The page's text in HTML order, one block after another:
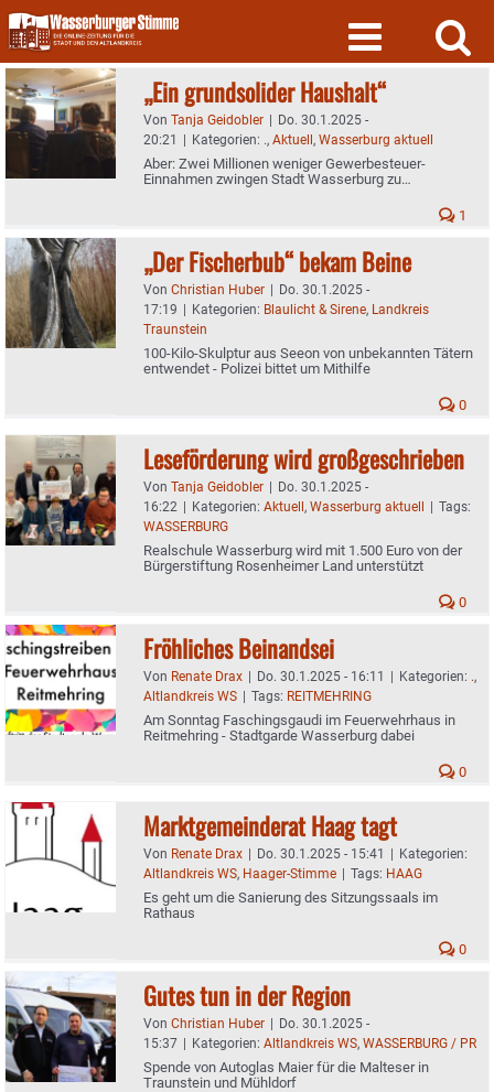
Skip
to
content
„Ein grundsolider Haushalt“
Von Tanja Geidobler | Do. 30.1.2025 -
20:21 | Kategorien: ., Aktuell, Wasserburg aktuell
Aber: Zwei Millionen weniger Gewerbesteuer-
Einnahmen zwingen Stadt Wasserburg zu
1
„Der Fischerbub“ bekam Beine
Von Christian Huber | Do. 30.1.2025 -
17:19 | Kategorien: Blaulicht & Sirene, Landkreis
Traunstein
100-Kilo-Skulptur aus Seeon von unbekannten Tätern
entwendet - Polizei bittet um Mithilfe
0
Leseförderung wird großgeschrieben
Von Tanja Geidobler | Do. 30.1.2025 -
16:22 | Kategorien: Aktuell, Wasserburg aktuell | Tags:
WASSERBURG
Realschule Wasserburg wird mit 1.500 Euro von der
Bürgerstiftung Rosenheimer Land unterstützt
0
Fröhliches Beinandsei
Von Renate Drax | Do. 30.1.2025 - 16:11 | Kategorien: .,
Altlandkreis WS | Tags: REITMEHRING
Am Sonntag Faschingsgaudi im Feuerwehrhaus in
Reitmehring - Stadtgarde Wasserburg dabei
0
Marktgemeinderat Haag tagt
Von Renate Drax | Do. 30.1.2025 - 15:41 | Kategorien:
Altlandkreis WS, Haager-Stimme | Tags: HAAG
Es geht um die Sanierung des Sitzungssaals im
Rathaus
0
Gutes tun in der Region
Von Christian Huber | Do. 30.1.2025 -
15:37 | Kategorien: Altlandkreis WS, WASSERBURG / PR
Spende von Autoglas Maier für die Malteser in
Traunstein und Mühldorf